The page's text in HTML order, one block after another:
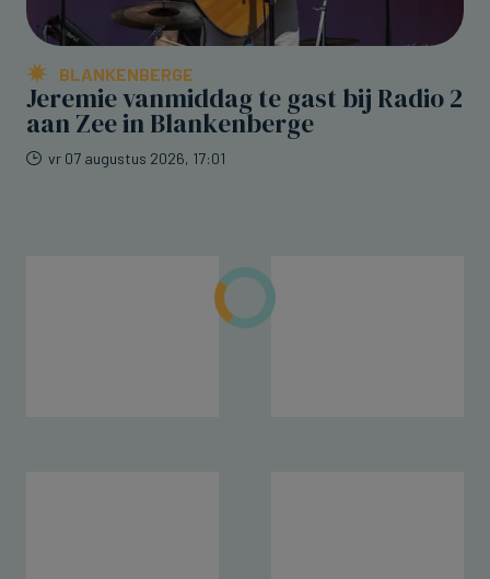
BLANKENBERGE
Jeremie vanmiddag te gast bij Radio 2
aan Zee in Blankenberge
vr 07 augustus 2026, 17:01